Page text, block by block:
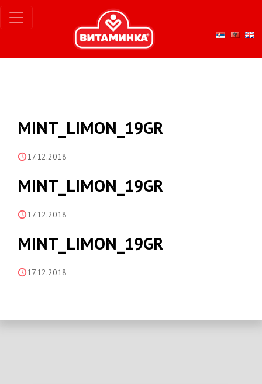
MINT_LIMON_19GR
17.12.2018
MINT_LIMON_19GR
17.12.2018
MINT_LIMON_19GR
17.12.2018